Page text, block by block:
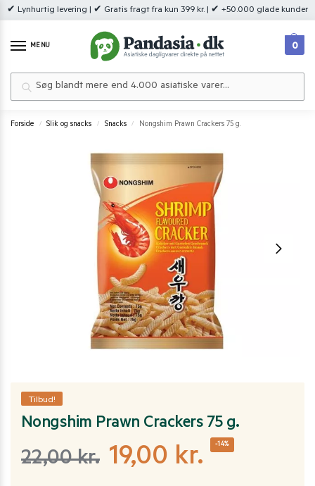
✔ Lynhurtig levering | ✔ Gratis fragt fra kun 399 kr. | ✔ +50.000 glade kunder
MENU 0
Forside / Slik og snacks / Snacks / Nongshim Prawn Crackers 75 g.
Tilbud!
Nongshim Prawn Crackers 75 g.
22,00kr. 19,00 kr. -14%